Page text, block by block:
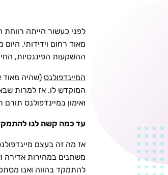
לפני כעשור הייתה
מאוד רחום וידידותי.
ההשקעות הפיננסיות,
המיינדפולנס
המוקדש לו. אז למרות
ואימון במיינדפולנס תורם
עד כמה קשה לנו
משתנים במהירות אדירה
להתמקד בהווה ואנו